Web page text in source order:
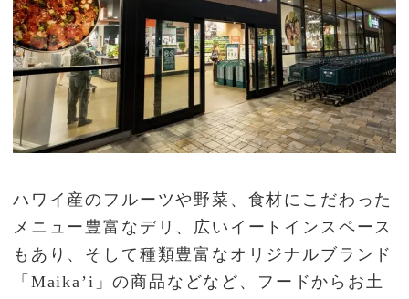
ハワイ産のフルーツや野菜、食材にこだわった
メニュー豊富なデリ、広いイートインスペース
もあり、そして種類豊富なオリジナルブランド
「Maika’i」の商品などなど、フードからお土